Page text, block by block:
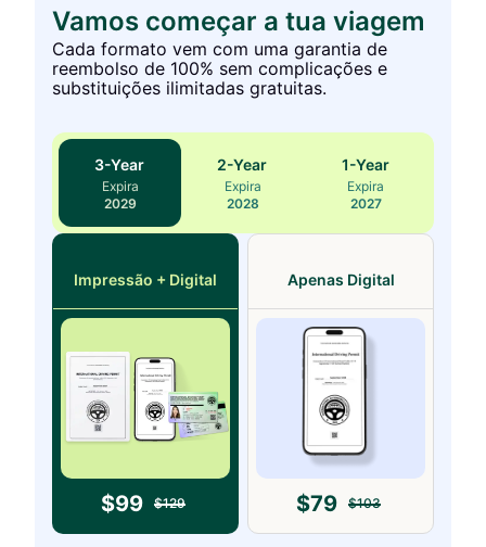
Vamos começar a tua viagem
Cada formato vem com uma garantia de
reembolso de 100% sem complicações e
substituições ilimitadas gratuitas.
3-Year
Expira
2029
2-Year
Expira
2028
1-Year
Expira
2027
Impressão + Digital
$99 $129
Apenas Digital
$79 $103